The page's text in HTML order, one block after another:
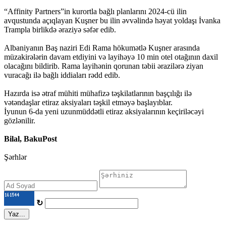
“Affinity Partners”in kurortla bağlı planlarını 2024-cü ilin
avqustunda açıqlayan Kuşner bu ilin əvvəlində həyat yoldaşı İvanka
Trampla birlikdə əraziyə səfər edib.
Albaniyanın Baş naziri Edi Rama hökumətlə Kuşner arasında
müzakirələrin davam etdiyini və layihəyə 10 min otel otağının daxil
olacağını bildirib. Rama layihənin qorunan təbii ərazilərə ziyan
vuracağı ilə bağlı iddiaları rədd edib.
Hazırda isə ətraf mühiti mühafizə təşkilatlarının başçılığı ilə
vətəndaşlar etiraz aksiyaları təşkil etməyə başlayıblar.
İyunun 6-da yeni uzunmüddətli etiraz aksiyalarının keçiriləcəyi
gözlənilir.
Bilal, BakuPost
Şərhlər
↻
Yaz...